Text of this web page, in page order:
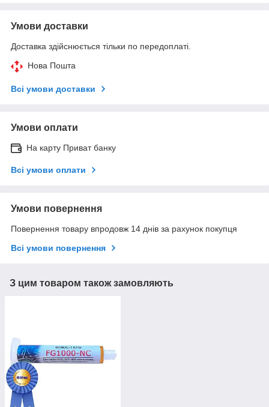
Умови доставки
Доставка здійснюється тільки по передоплаті.
Нова Пошта
Всі умови доставки
Умови оплати
На карту Приват банку
Всі умови оплати
Умови повернення
Повернення товару впродовж 14 днів за рахунок покупця
Всі умови повернення
З цим товаром також замовляють